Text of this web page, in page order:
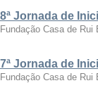
8ª Jornada de
Fundação Casa de Rui
7ª Jornada de
Fundação Casa de Rui